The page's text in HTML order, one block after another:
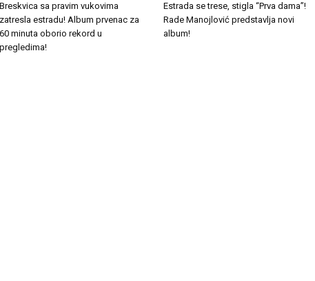
Breskvica sa pravim vukovima
zatresla estradu! Album prvenac za
60 minuta oborio rekord u
pregledima!
Estrada se trese, stigla “Prva dama”!
Rade Manojlović predstavlja novi
album!